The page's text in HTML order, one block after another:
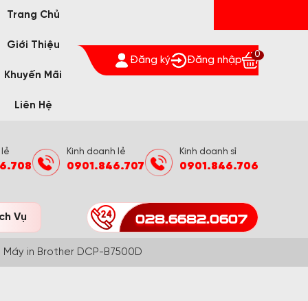
Trang Chủ
Giới Thiệu
Khuyến Mãi
Liên Hệ
Đăng ký Đăng nhập
0
lẻ Kinh doanh lẻ
0901.846.707
Kinh doanh sỉ
0901.846.706
Vụ 028.6682.0607
Máy in Brother DCP-B7500D